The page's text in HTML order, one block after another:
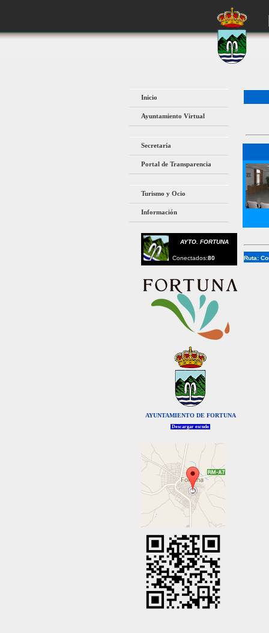
Inicio
Ayuntamiento Virtual
Secretaría
Portal de Transparencia
Turismo y Ocio
Información
AYTO. FORTUNA
Conectados:80
AYUNTAMIENTO DE FORTUNA
Descargar escudo
Ruta: